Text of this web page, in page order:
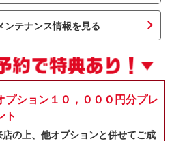
ンテナンス情報を見る
ション１０，０００円分プレ
ト
店の上、他オプションと併せてご成